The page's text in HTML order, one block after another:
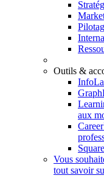
Outils &
aux
Vous
tout savoir